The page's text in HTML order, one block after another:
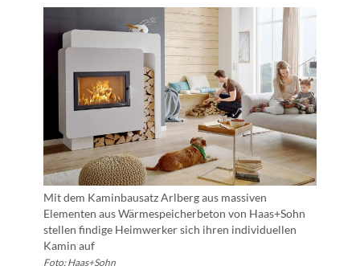
Mit dem Kaminbausatz Arlberg aus massiven
Elementen aus Wärmespeicherbeton von Haas+Sohn
stellen findige Heimwerker sich ihren individuellen
Kamin auf
Foto: Haas+Sohn